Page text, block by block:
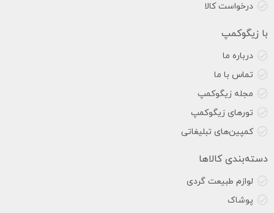
درخواست کالا
با زیگوکمپ
درباره ما
تماس با ما
مجله زیگوکمپ
تورهای زیگوکمپ
کمپین‌های تبلیغاتی
دسته‌بندی کالاها
لوازم طبیعت گردی
پوشاک